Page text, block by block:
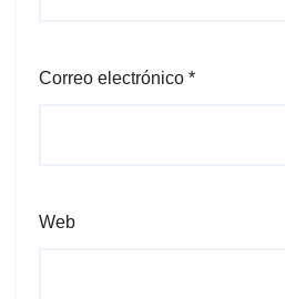
Correo electrónico *
Web